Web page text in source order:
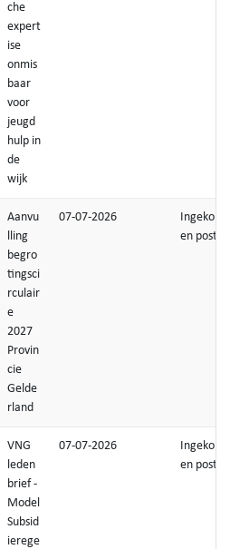
che
expert
ise
onmis
baar
voor
jeugd
hulp in
de
wijk
Aanvu
lling
begro
tingsci
rculair
e
2027
Provin
cie
Gelde
rland
07-07-2026
Ingekom
en post
VNG
leden
brief -
Model
Subsid
ierege
07-07-2026
Ingekom
en post